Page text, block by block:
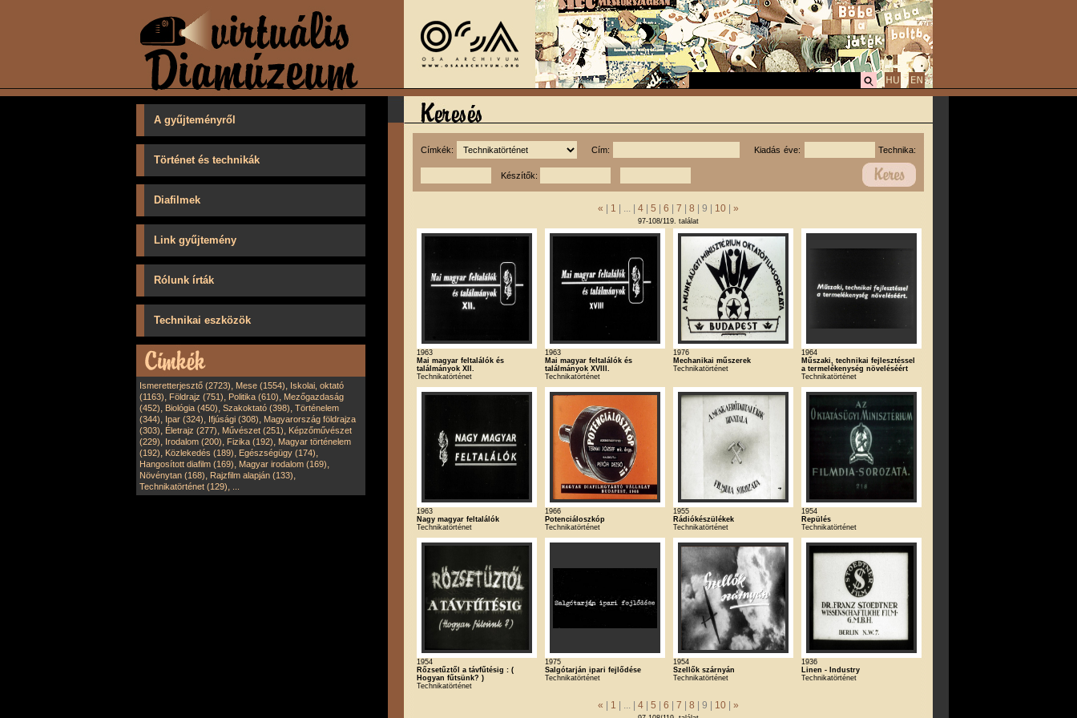
A gyűjteményről
Történet és technikák
Diafilmek
Link gyűjtemény
Rólunk írták
Technikai eszközök
Ismeretterjesztő (2723), Mese (1554), Iskolai, oktató
(1163), Földrajz (751), Politika (610), Mezőgazdaság
(452), Biológia (450), Szakoktató (398), Történelem
(344), Ipar (324), Ifjúsági (308), Magyarország földrajza
(303), Életrajz (277), Művészet (251), Képzőművészet
(229), Irodalom (200), Fizika (192), Magyar történelem
(192), Közlekedés (189), Egészségügy (174),
Hangosított diafilm (169), Magyar irodalom (169),
Növénytan (168), Rajzfilm alapján (133),
Technikatörténet (129),
Címkék: Cím: Kiadás éve: Technika:
Készítők:
« | 1 | ... | 4 | 5 | 6 | 7 | 8 | 9 | 10 | »
97-108/119. találat
1963
Mai magyar feltalálók és
találmányok XII.
Technikatörténet
1963
Mai magyar feltalálók és
találmányok XVIII.
Technikatörténet
1976
Mechanikai műszerek
Technikatörténet
1964
Műszaki, technikai fejlesztéssel
a termelékenység növeléséért
Technikatörténet
1963
Nagy magyar feltalálók
Technikatörténet
1966
Potenciáloszkóp
Technikatörténet
1955
Rádiókészülékek
Technikatörténet
1954
Repülés
Technikatörténet
1954
Rőzsetűztől a távfűtésig : (
Hogyan fűtsünk? )
Technikatörténet
1975
Salgótarján ipari fejlődése
Technikatörténet
1954
Szellők szárnyán
Technikatörténet
1936
Linen - Industry
Technikatörténet
« | 1 | ... | 4 | 5 | 6 | 7 | 8 | 9 | 10 | »